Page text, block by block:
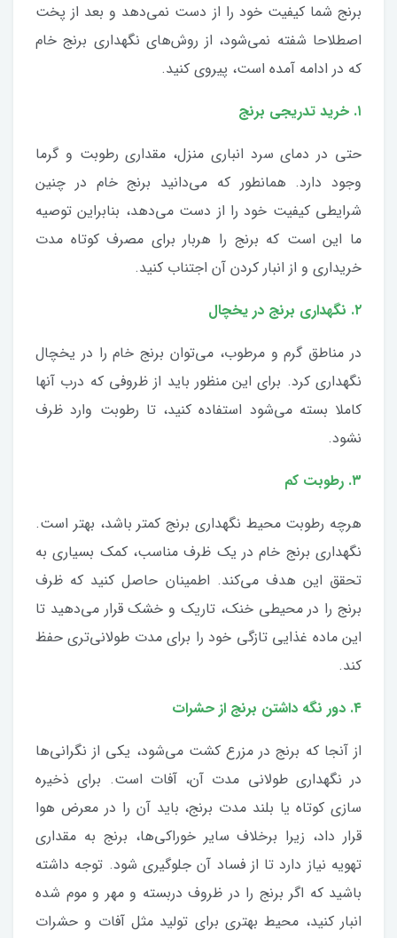
برنج شما کیفیت خود را از دست نمی‌دهد و بعد از پخت
اصطلاحا شفته نمی‌شود، از روش‌های نگهداری برنج خام
که در ادامه آمده است، پیروی کنید.
۱. خرید تدریجی برنج
حتی در دمای سرد انباری منزل، مقداری رطوبت و گرما
وجود دارد. همانطور که می‌دانید برنج خام در چنین
شرایطی کیفیت خود را از دست می‌دهد، بنابراین توصیه
ما این است که برنج را هربار برای مصرف کوتاه مدت
خریداری و از انبار کردن آن اجتناب کنید.
۲. نگهداری برنج در یخچال
در مناطق گرم و مرطوب، می‌توان برنج خام را در یخچال
نگهداری کرد. برای این منظور باید از ظروفی که درب آنها
کاملا بسته می‌شود استفاده کنید، تا رطوبت وارد ظرف
نشود.
۳. رطوبت کم
هرچه رطوبت محیط نگهداری برنج کمتر باشد، بهتر است.
نگهداری برنج خام در یک ظرف مناسب، کمک بسیاری به
تحقق این هدف می‌کند. اطمینان حاصل کنید که ظرف
برنج را در محیطی خنک، تاریک و خشک قرار می‌دهید تا
این ماده غذایی تازگی خود را برای مدت طولانی‌تری حفظ
کند.
۴. دور نگه داشتن برنج از حشرات
از آنجا که برنج در مزرع کشت می‌شود، یکی از نگرانی‌ها
در نگهداری طولانی مدت آن، آفات است. برای ذخیره
سازی کوتاه یا بلند مدت برنج، باید آن را در معرض هوا
قرار داد، زیرا برخلاف سایر خوراکی‌ها، برنج به مقداری
تهویه نیاز دارد تا از فساد آن جلوگیری شود. توجه داشته
باشید که اگر برنج را در ظروف دربسته و مهر و موم شده
انبار کنید، محیط بهتری برای تولید مثل آفات و حشرات